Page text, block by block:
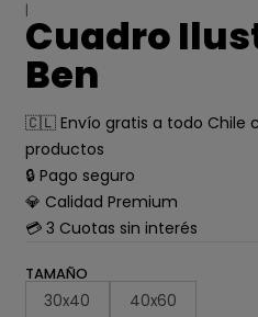
|
Cuadro
Ben
🇨🇱 Envío gratis a todo Chile
productos
🔒 Pago seguro
💎 Calidad Premium
💳 3 Cuotas sin interés
TAMAÑO
30x40 40x60